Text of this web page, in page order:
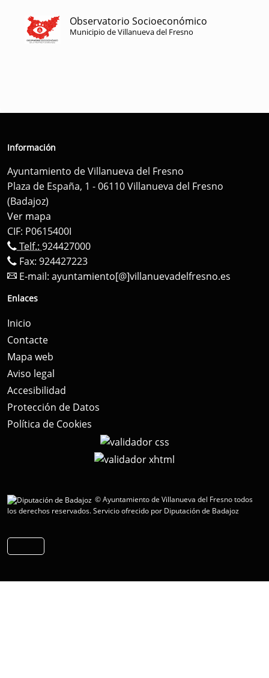
Observatorio Socioeconómico
Municipio de Villanueva del Fresno
Información
Ayuntamiento de Villanueva del Fresno
Plaza de España, 1 - 06110 Villanueva del Fresno
(Badajoz)
Ver mapa
CIF: P0615400I
Telf.: 924427000
Fax: 924427223
E-mail: ayuntamiento[@]villanuevadelfresno.es
Enlaces
Inicio
Contacte
Mapa web
Aviso legal
Accesibilidad
Protección de Datos
Política de Cookies
© Ayuntamiento de Villanueva del Fresno todos
los derechos reservados.Servicio ofrecido por Diputación de Badajoz